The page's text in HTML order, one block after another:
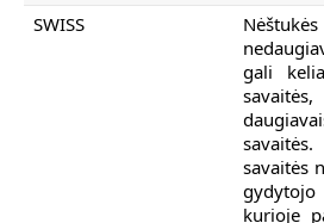
SWISS
gali
savaitės
gydytojo
kurioje